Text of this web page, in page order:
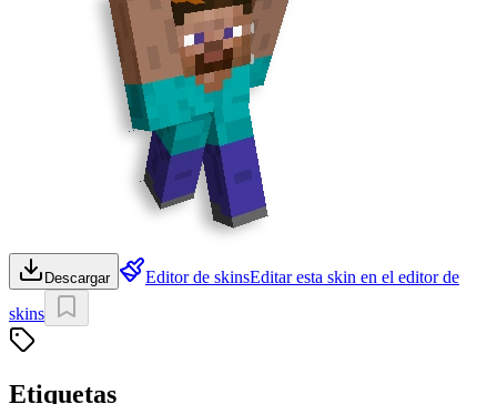
Descargar Editor de skinsEditar esta skin en el editor de
skins
Etiquetas